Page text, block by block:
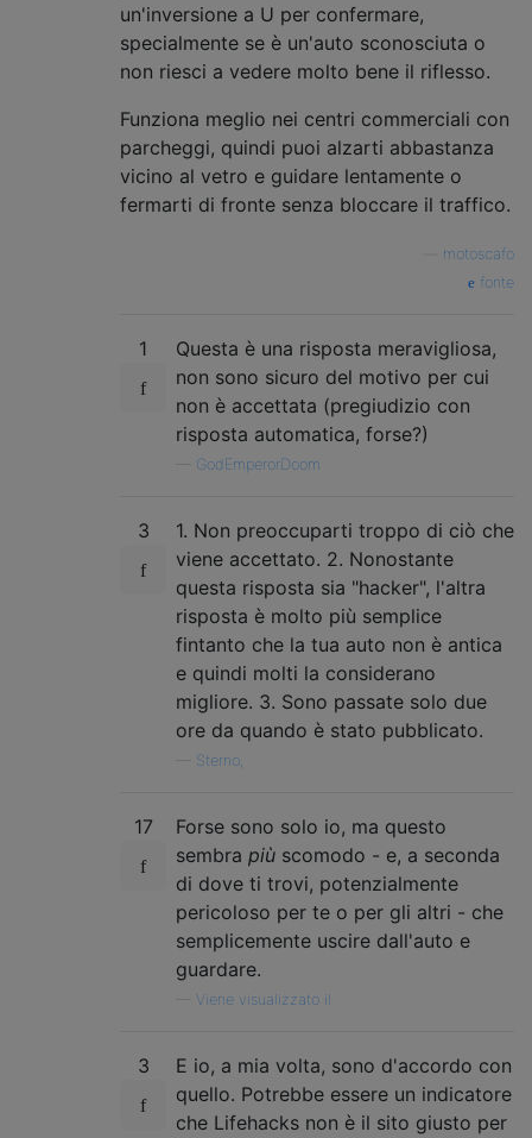
un'inversione a U per confermare,
specialmente se è un'auto sconosciuta o
non riesci a vedere molto bene il riflesso.
Funziona meglio nei centri commerciali con
parcheggi, quindi puoi alzarti abbastanza
vicino al vetro e guidare lentamente o
fermarti di fronte senza bloccare il traffico.
motoscafo
fonte
1
Questa è una risposta meravigliosa,
non sono sicuro del motivo per cui
non è accettata (pregiudizio con
risposta automatica, forse?)
GodEmperorDoom
3
1. Non preoccuparti troppo di ciò che
viene accettato. 2. Nonostante
questa risposta sia "hacker", l'altra
risposta è molto più semplice
fintanto che la tua auto non è antica
e quindi molti la considerano
migliore. 3. Sono passate solo due
ore da quando è stato pubblicato.
Sterno,
17
Forse sono solo io, ma questo
sembra più scomodo - e, a seconda
di dove ti trovi, potenzialmente
pericoloso per te o per gli altri - che
semplicemente uscire dall'auto e
guardare.
Viene visualizzato il
3
E io, a mia volta, sono d'accordo con
quello. Potrebbe essere un indicatore
che Lifehacks non è il sito giusto per